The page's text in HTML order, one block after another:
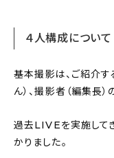
４人構成について
基本撮影は、ご紹介
ん）、撮影者（編集長
過去LIVEを実施して
かりました。